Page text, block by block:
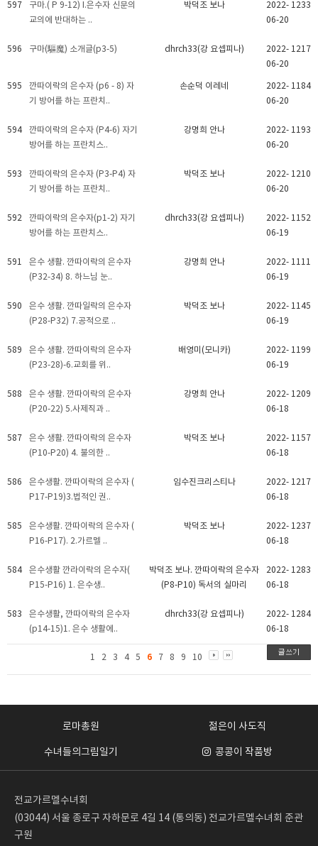
597
구마.( P 9-12) I.은수자 신문의
교의에 반대하는 ..
박덕조 보나
2022-
06-20
1233
596 구마(驅魔) 소개글(p3-5) dhrch33(강 요셉피나)
2022-
06-20
1217
595
깐따이락의 은수자 (p6 - 8) 자
기 방어를 하는 프란치..
손순덕 이레네
2022-
06-20
1184
594
깐따이락의 은수자 (P4-6) 자기
방어를 하는 프란치스..
강명희 안나
2022-
06-20
1193
593
깐따이락의 은수자 (P3-P4) 자
기 방어를 하는 프란치..
박덕조 보나
2022-
06-20
1210
592
깐따이락의 은수자(p1-2) 자기
방어를 하는 프란치스..
dhrch33(강 요셉피나)
2022-
06-19
1152
591
은수 생활. 깐따이락의 은수자
(P32-34) 8. 하느님 눈..
강명희 안나
2022-
06-19
1111
590
은수 생활. 깐따일락의 은수자
(P28-P32) 7.공적으로 ..
박덕조 보나
2022-
06-19
1145
589
은수 생활. 깐따이락의 은수자
(P23-28)-6.교회를 위..
배영미(모니카)
2022-
06-19
1199
588
은수 생활. 깐따이락의 은수자
(P20-22) 5.사제직과 ..
강명희 안나
2022-
06-18
1209
587
은수 생활. 깐따이락의 은수자
(P10-P20) 4. 불의한 ..
박덕조 보나
2022-
06-18
1157
586
은수생활. 깐따이락의 은수자 (
P17-P19)3.법적인 권..
임수진크리스티나
2022-
06-18
1217
585
은수생활. 깐따이락의 은수자 (
P16-P17). 2.가르멜 ..
박덕조 보나
2022-
06-18
1237
584
은수생활 깐라이락의 은수자(
P15-P16) 1. 은수생..
박덕조 보나. 깐따이락의 은수자
(P8-P10) 독서의 실마리
2022-
06-18
1283
583
은수생활, 깐따이락의 은수자
(p14-15)1. 은수 생활에..
dhrch33(강 요셉피나)
2022-
06-18
1284
1 2 3 4 5 6 7 8 9 10
로마총원 젊은이 사도직
수녀들의그림일기 콩콩이 작품방
전교가르멜수녀회
(03044) 서울 종로구 자하문로 4길 14 (통의동) 전교가르멜수녀회 준관
구원